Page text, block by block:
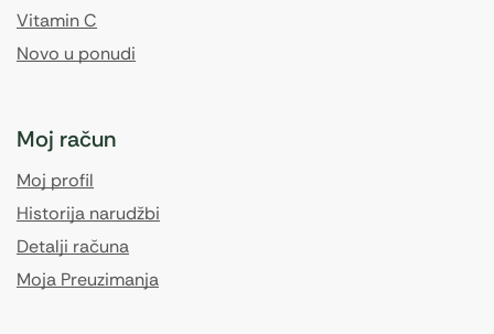
Vitamin C
Novo u ponudi
Moj račun
Moj profil
Historija narudžbi
Detalji računa
Moja Preuzimanja